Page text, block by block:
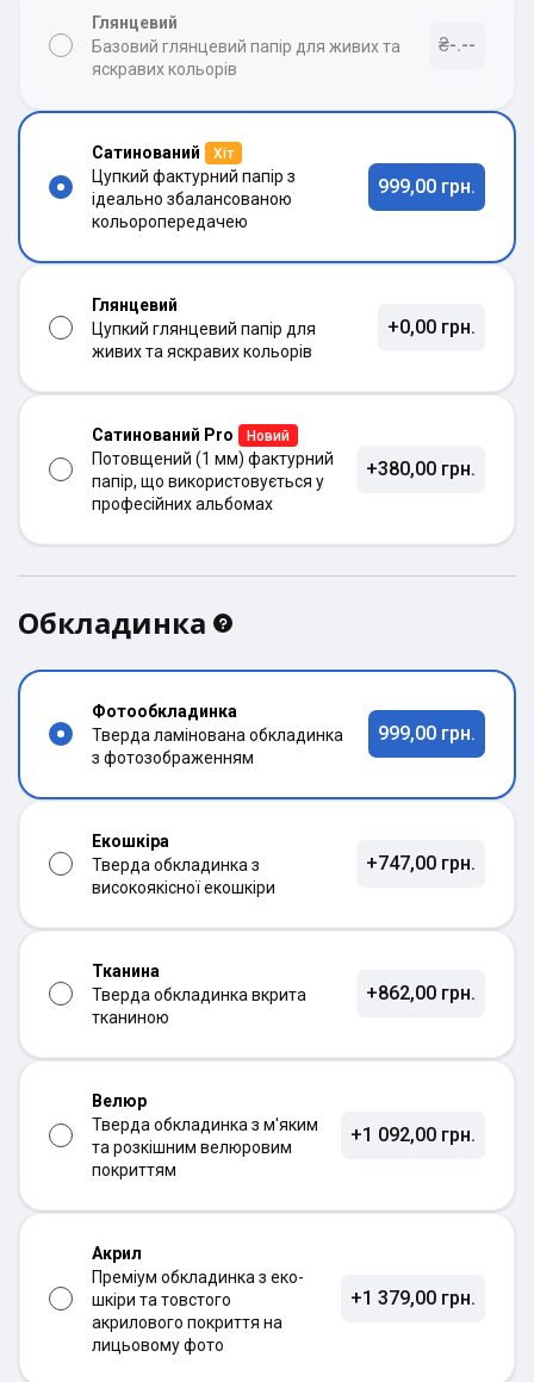
Глянцевий
Базовий глянцевий папір для живих та
яскравих кольорів
₴-.--
Сатинований Хіт
Цупкий фактурний папір з
ідеально збалансованою
кольоропередачею
999,00 грн.
Глянцевий
Цупкий глянцевий папір для
живих та яскравих кольорів
+0,00 грн.
Сатинований Pro Новий
Потовщений (1 мм) фактурний
папір, що використовується у
професійних альбомах
+380,00 грн.
Обкладинка
Фотообкладинка
Тверда ламінована обкладинка
з фотозображенням
999,00 грн.
Екошкіра
Тверда обкладинка з
високоякісної екошкіри
+747,00 грн.
Тканина
Тверда обкладинка вкрита
тканиною
+862,00 грн.
Велюр
Тверда обкладинка з м'яким
та розкішним велюровим
покриттям
+1 092,00 грн.
Акрил
Преміум обкладинка з еко-
шкіри та товстого
акрилового покриття на
лицьовому фото
+1 379,00 грн.